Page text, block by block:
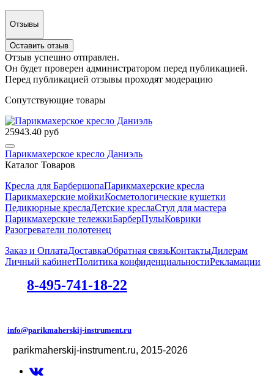
Отзывы
Оставить отзыв
Отзыв успешно отправлен.
Он будет проверен администратором перед публикацией.
Перед публикацией отзывы проходят модерацию
Сопутствующие товары
25943.40 руб
Парикмахерское кресло Даниэль
Каталог Товаров
Кресла для БарбершопаПарикмахерские кресла
Парикмахерские мойкиКосметологические кушетки
Педикюрные креслаДетские креслаСтул для мастера
Парикмахерские тележкиБарберПулыКоврики
Разогреватели полотенец
Заказ и ОплатаДоставкаОбратная связьКонтактыДилерам
Личный кабинетПолитика конфиденциальностиРекламации
8-495-741-18-22
info@parikmaherskij-instrument.ru
parikmaherskij-instrument.ru, 2015-2026